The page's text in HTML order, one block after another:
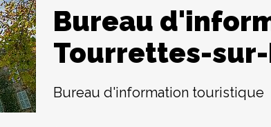
Bureau
Tourrettes-
Bureau d'information touristique